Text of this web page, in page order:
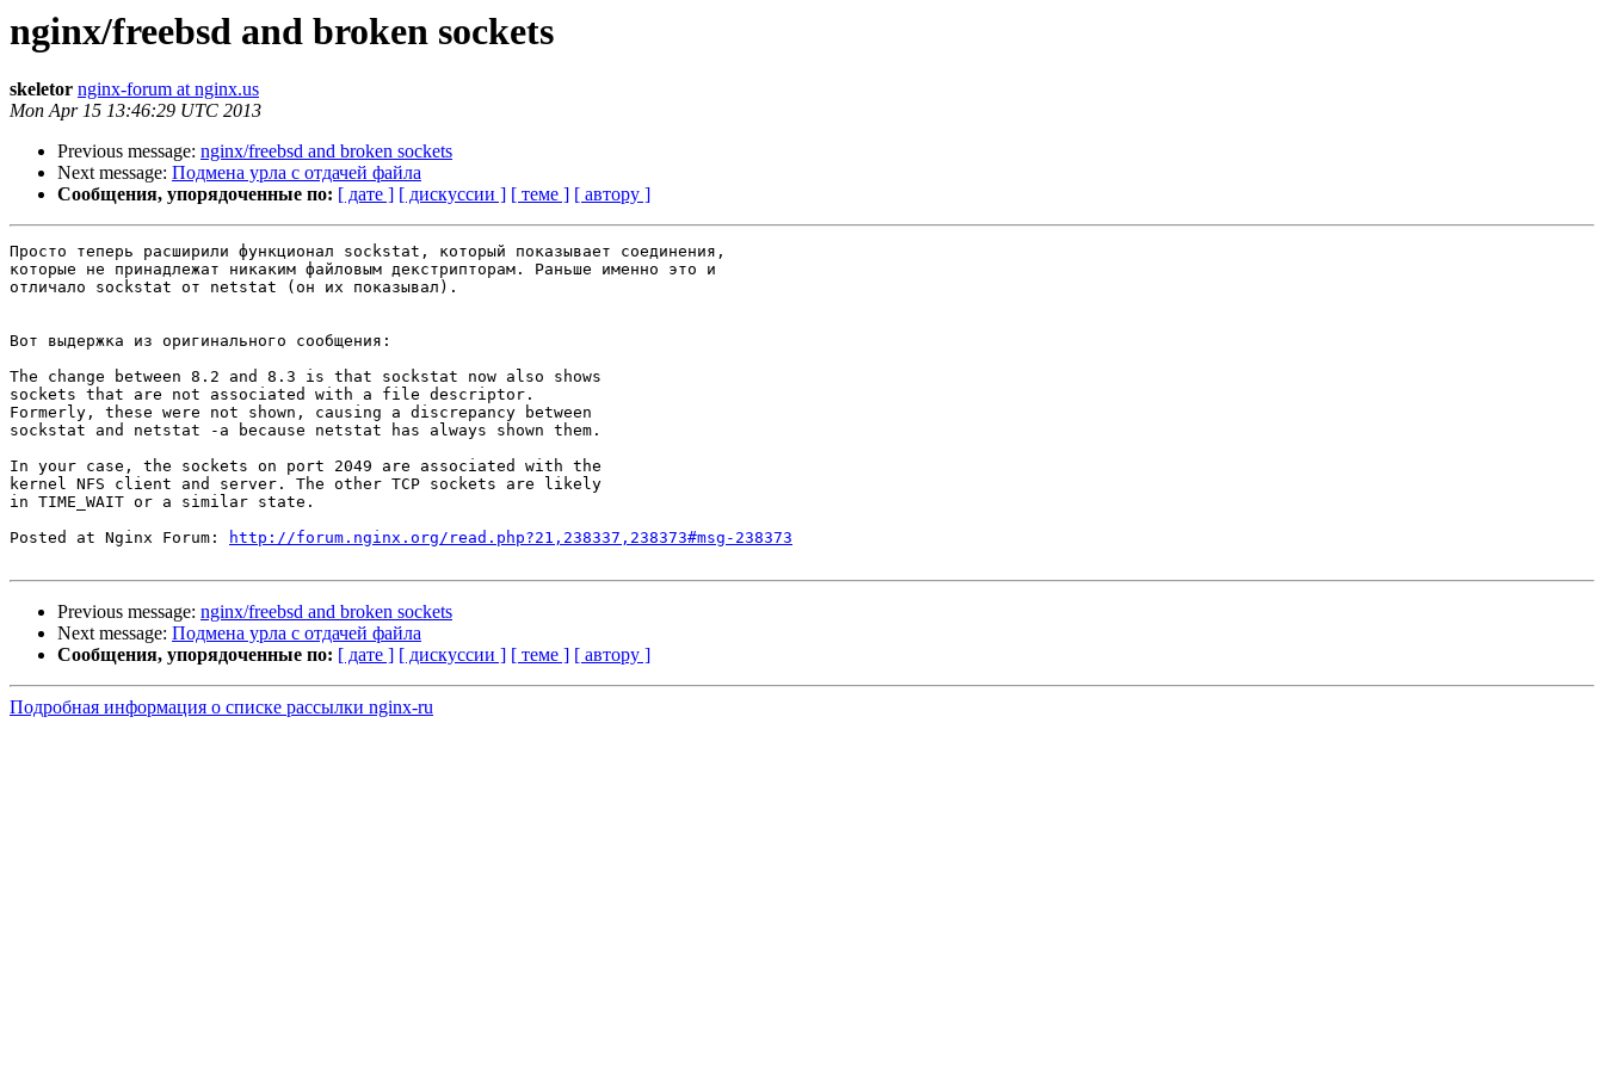
nginx/freebsd and broken sockets
skeletor nginx-forum at nginx.us
Mon Apr 15 13:46:29 UTC 2013
Previous message: nginx/freebsd and broken sockets
Next message: Подмена урла с отдачей файла
Сообщения, упорядоченные по: [ дате ] [ дискуссии ] [ теме ] [ автору ]
Просто теперь расширили функционал sockstat, который показывает соединения,
которые не принадлежат никаким файловым декстрипторам. Раньше именно это и
отличало sockstat от netstat (он их показывал).
Вот выдержка из оригинального сообщения:
The change between 8.2 and 8.3 is that sockstat now also shows
sockets that are not associated with a file descriptor.
Formerly, these were not shown, causing a discrepancy between
sockstat and netstat -a because netstat has always shown them.
In your case, the sockets on port 2049 are associated with the
kernel NFS client and server. The other TCP sockets are likely
in TIME_WAIT or a similar state.
Posted at Nginx Forum:
http://forum.nginx.org/read.php?21,238337,238373#msg-238373
Previous message: nginx/freebsd and broken sockets
Next message: Подмена урла с отдачей файла
Сообщения, упорядоченные по: [ дате ] [ дискуссии ] [ теме ] [ автору ]
Подробная информация о списке рассылки nginx-ru